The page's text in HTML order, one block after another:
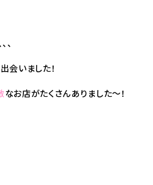
、
会いました！
なお店がたくさんありました～！